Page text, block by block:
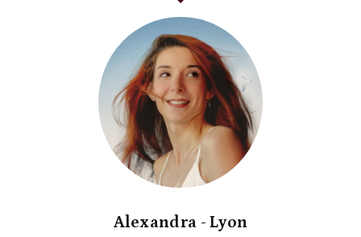
Alexandra - Lyon